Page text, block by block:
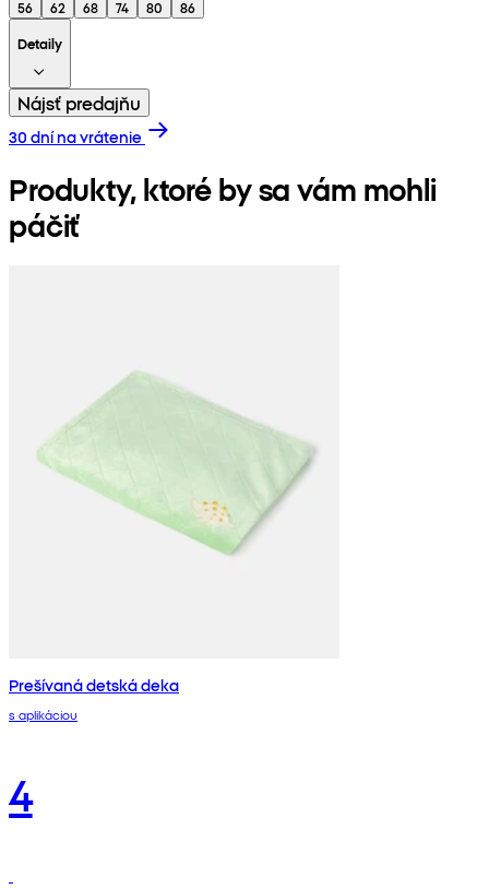
56 62 68 74 80
86
Detaily
Nájsť predajňu
30 dní na vrátenie
Produkty, ktoré by sa vám mohli
páčiť
Prešívaná detská deka
s aplikáciou
4